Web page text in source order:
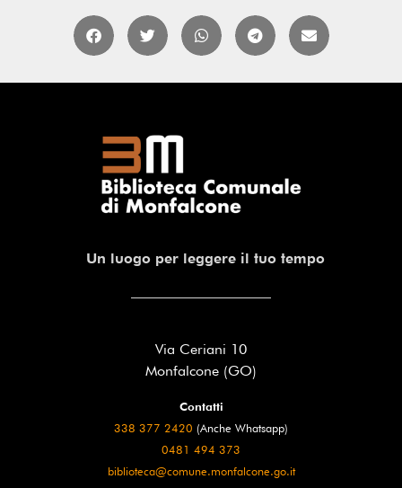
Un luogo per leggere il tuo tempo
Via Ceriani 10
Monfalcone (GO)
Contatti
338 377 2420 (Anche Whatsapp)
0481 494 373
biblioteca@comune.monfalcone.go.it